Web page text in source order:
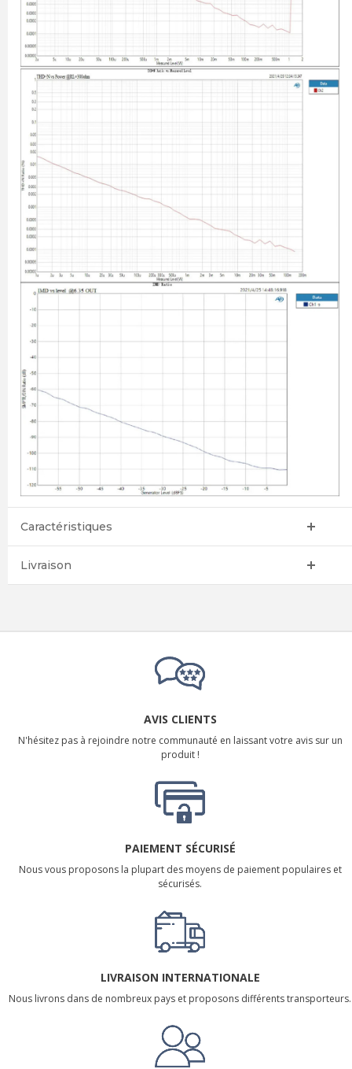
Caractéristiques
Livraison
AVIS CLIENTS
N'hésitez pas à rejoindre notre communauté en laissant votre avis sur un
produit !
PAIEMENT SÉCURISÉ
Nous vous proposons la plupart des moyens de paiement populaires et
sécurisés.
LIVRAISON INTERNATIONALE
Nous livrons dans de nombreux pays et proposons différents transporteurs.